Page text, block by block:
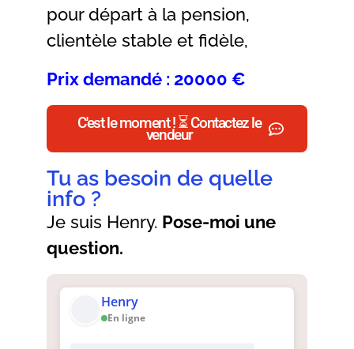
pour départ à la pension,
clientèle stable et fidèle,
Prix demandé : 20000 €
C'est le moment ! ⏳ Contactez le
vendeur
Henry
En ligne
Je suis Henry. Pose-moi une
question.
Tu as besoin de quelle
info ?